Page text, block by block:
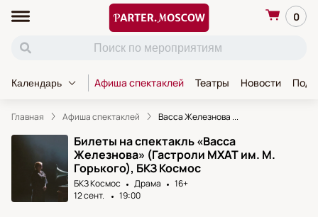
0
Календарь Афиша спектаклей Театры Новости
Главная Афиша спектаклей Васса Железнова ...
Билеты на спектакль «Васса
Железнова» (Гастроли МХАТ им. М.
Горького), БКЗ Космос
БКЗ Космос Драма
16+
12 сент.
19:00